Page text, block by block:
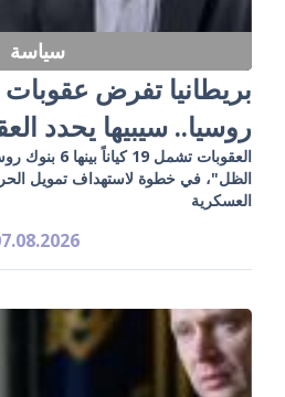
سياسة
بريطانيا تفرض
روسيا.. سيبيها يحدد
الظل"، في خطوة لاستهداف تمويل
العسكرية